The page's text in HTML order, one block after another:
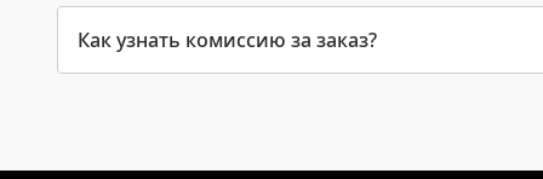
Как узнать комиссию за заказ?